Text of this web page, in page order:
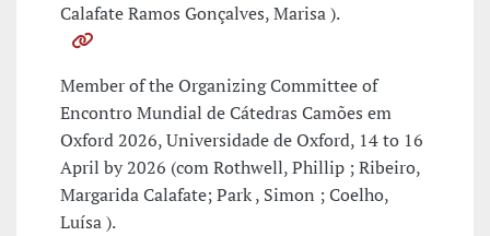
Calafate Ramos Gonçalves, Marisa ).
Member of the Organizing Committee of
Encontro Mundial de Cátedras Camões em
Oxford 2026, Universidade de Oxford, 14 to 16
April by 2026 (com Rothwell, Phillip ; Ribeiro,
Margarida Calafate; Park , Simon ; Coelho,
Luísa ).